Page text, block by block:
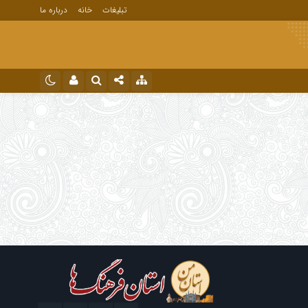
تبلیغات خانه درباره ما
اینستاگرام
تلگرام
نام کاربری یا نشانی ایمیل
مرا به خاطر بسپار